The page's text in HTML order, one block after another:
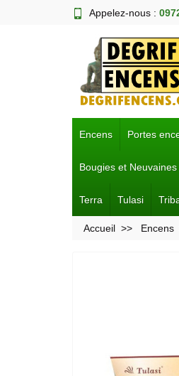
Appelez-nous :
Encens Portes
Bougies et Neuvaines
Terra Tulasi
Accueil Encens